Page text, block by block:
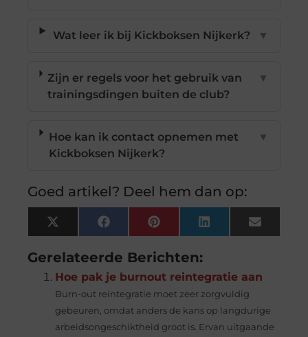
Wat leer ik bij Kickboksen Nijkerk? ▼
Zijn er regels voor het gebruik van
trainingsdingen buiten de club?
▼
Hoe kan ik contact opnemen met
Kickboksen Nijkerk?
▼
Goed artikel? Deel hem dan op:
X
(Twitter)
FacebookPinterestLinkedInEmail
Gerelateerde Berichten:
Hoe pak je burnout reintegratie aan
Burn-out reintegratie moet zeer zorgvuldig
gebeuren, omdat anders de kans op langdurige
arbeidsongeschiktheid groot is. Ervan uitgaande